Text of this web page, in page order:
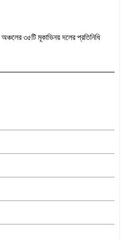
৩৫টি মূকাভিনয় দলের প্রতিনিধি